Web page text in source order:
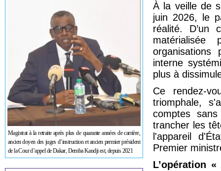
Magistrat à la retraite après plus de quarante années de carrière,
ancien doyen des juges d’instruction et ancien premier président
de la Cour d’appel de Dakar, Demba Kandji est, depuis 2021
À la veille de
juin 2026, le
réalité. D’un
organisations
interne
plus à
Ce rendez-
triomphale,
comptes
trancher les
l'appareil
Premier
L’opération